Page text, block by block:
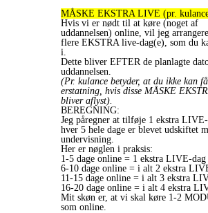
MÅSKE EKSTRA LIVE (pr.
Hvis vi er nødt til at køre (noget af
uddannelsen) online, vil jeg
flere EKSTRA live-dag(e), som du
i.
Dette bliver EFTER de planlagte
uddannelsen.
(Pr. kulance betyder, at du ikke kan få
erstatning, hvis disse MÅSKE
bliver aflyst).
BEREGNING:
Jeg påregner at tilføje 1 ekstra
hver 5 hele dage er blevet udskiftet
undervisning.
Her er nøglen i praksis:
1-5 dage online = 1 ekstra LIVE-dag
6-10 dage online = i alt 2 ekstra
11-15 dage online = i alt 3 ekstra
16-20 dage online = i alt 4 ekstra
Mit skøn er, at vi skal køre 1-2
som online.